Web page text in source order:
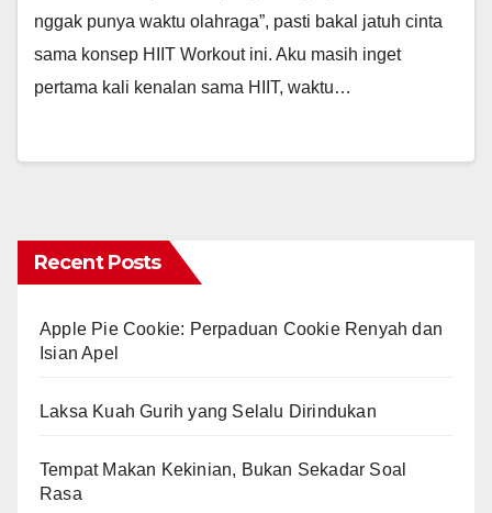
nggak punya waktu olahraga”, pasti bakal jatuh cinta
sama konsep HIIT Workout ini. Aku masih inget
pertama kali kenalan sama HIIT, waktu…
Recent Posts
Apple Pie Cookie: Perpaduan Cookie Renyah dan
Isian Apel
Laksa Kuah Gurih yang Selalu Dirindukan
Tempat Makan Kekinian, Bukan Sekadar Soal
Rasa